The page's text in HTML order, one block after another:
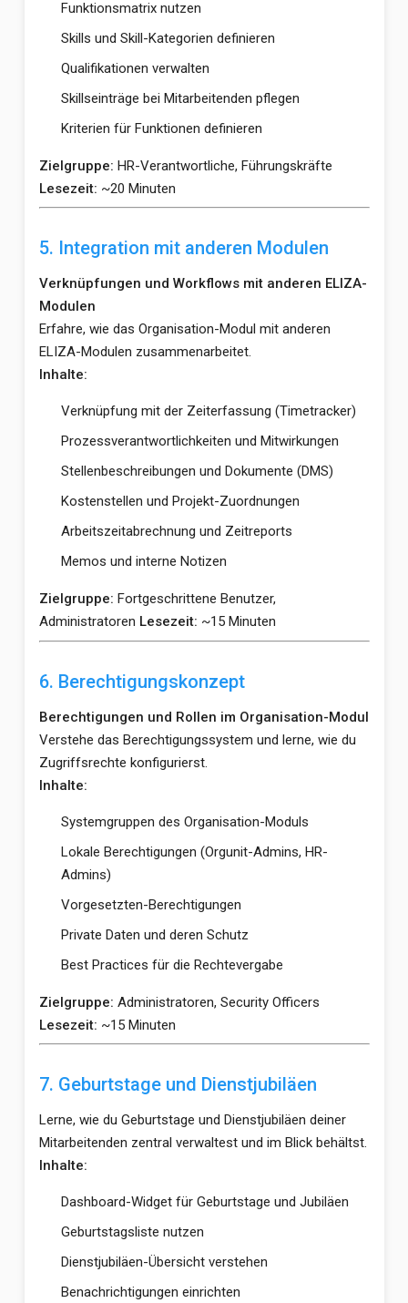
Funktionsmatrix nutzen
Skills und Skill-Kategorien definieren
Qualifikationen verwalten
Skillseinträge bei Mitarbeitenden pflegen
Kriterien für Funktionen definieren
Zielgruppe: HR-Verantwortliche, Führungskräfte
Lesezeit: ~20 Minuten
5. Integration mit anderen Modulen
Verknüpfungen und Workflows mit anderen ELIZA-
Modulen
Erfahre, wie das Organisation-Modul mit anderen
ELIZA-Modulen zusammenarbeitet.
Inhalte:
Verknüpfung mit der Zeiterfassung (Timetracker)
Prozessverantwortlichkeiten und Mitwirkungen
Stellenbeschreibungen und Dokumente (DMS)
Kostenstellen und Projekt-Zuordnungen
Arbeitszeitabrechnung und Zeitreports
Memos und interne Notizen
Zielgruppe: Fortgeschrittene Benutzer,
Administratoren Lesezeit: ~15 Minuten
6. Berechtigungskonzept
Berechtigungen und Rollen im Organisation-Modul
Verstehe das Berechtigungssystem und lerne, wie du
Zugriffsrechte konfigurierst.
Inhalte:
Systemgruppen des Organisation-Moduls
Lokale Berechtigungen (Orgunit-Admins, HR-
Admins)
Vorgesetzten-Berechtigungen
Private Daten und deren Schutz
Best Practices für die Rechtevergabe
Zielgruppe: Administratoren, Security Officers
Lesezeit: ~15 Minuten
7. Geburtstage und Dienstjubiläen
Lerne, wie du Geburtstage und Dienstjubiläen deiner
Mitarbeitenden zentral verwaltest und im Blick behältst.
Inhalte:
Dashboard-Widget für Geburtstage und Jubiläen
Geburtstagsliste nutzen
Dienstjubiläen-Übersicht verstehen
Benachrichtigungen einrichten